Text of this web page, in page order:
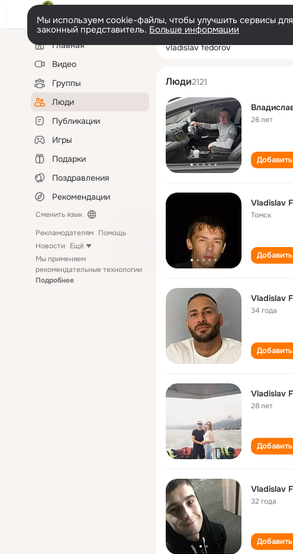
Мы используем cookie-файлы, чтобы улучшить сервисы
законный представитель. Больше информации
Левая
колонкаГлавная
Видео
Группы
Люди
Публикации
Игры
Подарки
Поздравления
Рекомендации
Сменить язык
Рекламодателям Помощь
Новости Ещё
Мы применяем
рекомендательные технологии
Подробнее
vladislav fedorov
Люди2121
26 лет
Vladislav
Томск
Vladislav
34 года
Vladislav
28 лет
Vladislav
32 года